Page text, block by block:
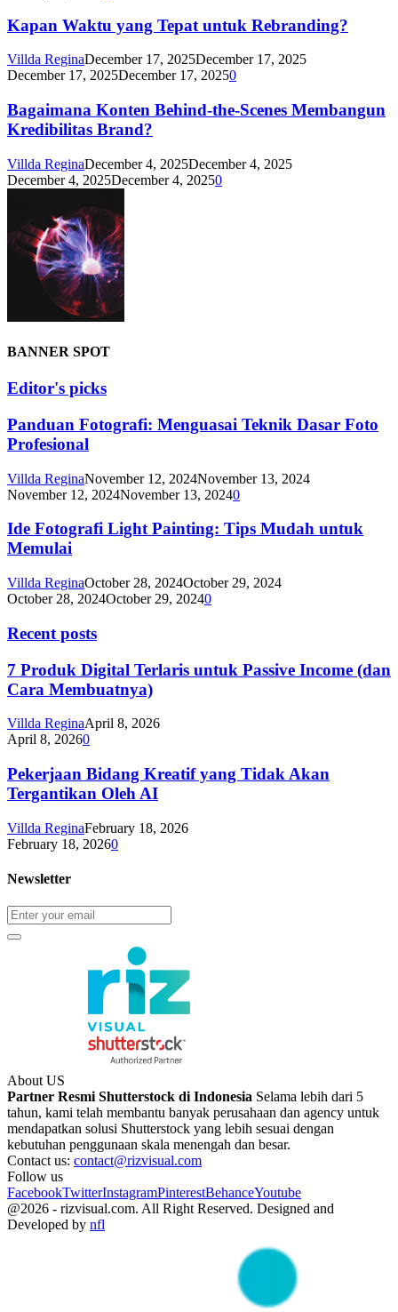
Kapan Waktu yang Tepat untuk Rebranding?
Villda ReginaDecember 17, 2025December 17, 2025
December 17, 2025December 17, 20250
Bagaimana Konten Behind-the-Scenes Membangun
Kredibilitas Brand?
Villda ReginaDecember 4, 2025December 4, 2025
December 4, 2025December 4, 20250
BANNER SPOT
Editor's picks
Panduan Fotografi: Menguasai Teknik Dasar Foto
Profesional
Villda ReginaNovember 12, 2024November 13, 2024
November 12, 2024November 13, 20240
Ide Fotografi Light Painting: Tips Mudah untuk
Memulai
Villda ReginaOctober 28, 2024October 29, 2024
October 28, 2024October 29, 20240
Recent posts
7 Produk Digital Terlaris untuk Passive Income (dan
Cara Membuatnya)
Villda ReginaApril 8, 2026
April 8, 20260
Pekerjaan Bidang Kreatif yang Tidak Akan
Tergantikan Oleh AI
Villda ReginaFebruary 18, 2026
February 18, 20260
Newsletter
About US
Partner Resmi Shutterstock di Indonesia Selama lebih dari 5
tahun, kami telah membantu banyak perusahaan dan agency untuk
mendapatkan solusi Shutterstock yang lebih sesuai dengan
kebutuhan penggunaan skala menengah dan besar.
Contact us: contact@rizvisual.com
Follow us
FacebookTwitterInstagramPinterestBehanceYoutube
@2026 - rizvisual.com. All Right Reserved. Designed and
Developed by nfl